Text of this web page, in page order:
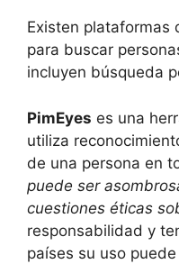
Existen plataformas
para buscar
incluyen búsqueda
PimEyes es una
utiliza
de una persona en
puede ser
cuestiones éticas
responsabilidad y
países su uso